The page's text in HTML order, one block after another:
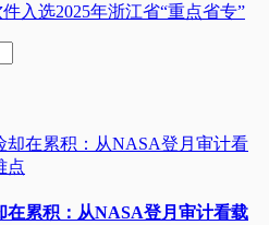
入选2025年浙江省“重点省专”
在累积：从NASA登月审计看载